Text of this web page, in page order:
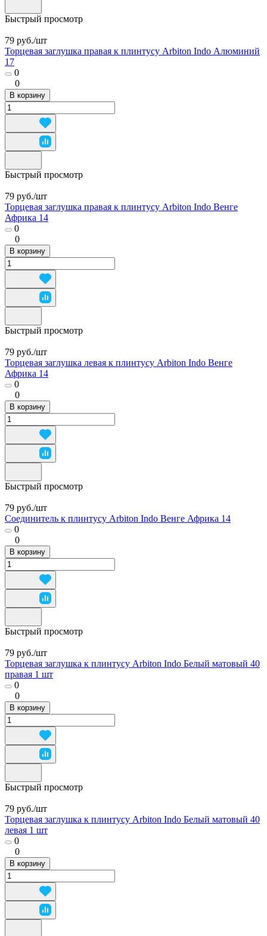
Быстрый просмотр
79 руб./шт
Торцевая заглушка правая к плинтусу Arbiton Indo Алюминий
17
0
0
В корзину
Быстрый просмотр
79 руб./шт
Торцевая заглушка правая к плинтусу Arbiton Indo Венге
Африка 14
0
0
В корзину
Быстрый просмотр
79 руб./шт
Торцевая заглушка левая к плинтусу Arbiton Indo Венге
Африка 14
0
0
В корзину
Быстрый просмотр
79 руб./шт
Соединитель к плинтусу Arbiton Indo Венге Африка 14
0
0
В корзину
Быстрый просмотр
79 руб./шт
Торцевая заглушка к плинтусу Arbiton Indo Белый матовый 40
правая 1 шт
0
0
В корзину
Быстрый просмотр
79 руб./шт
Торцевая заглушка к плинтусу Arbiton Indo Белый матовый 40
левая 1 шт
0
0
В корзину